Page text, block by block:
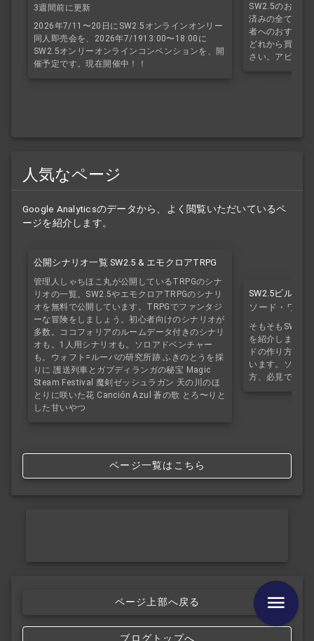
り！
3週間前に更新
2026年7/11〜20日にSW2.5オンラインオンリー
同人即売会を、2026年7/1913:00〜18:00に
SW2.5オンリーオンラインコンベンションを、開
催予定です。現在開催中！！
SW2.5のおすす
済みの全てのサ
者へのおすすめ
どれから買えば
さい。アビスブ
人気なページ
Google Analyticsのデータから、よく閲覧いただいているペ
ージを紹介します。
公開シナリオ一覧 SW2.5 & エモクロアTRPG
管理人しゃちほこ丸が公開しているTRPGのシナ
リオの一覧。SW2.5やエモクロアTRPGのシナリ
オを無料で公開しています。TRPGでファンタジ
ーな冒険をしましょう。初心者向けのシナリオが
多数。ココフォリアのルームデータ付きのシナリ
オも。1人用シナリオも。ソロアドベンチャー
も。ウォフト=ルーバの研究所跡 ふきのとうを採
りに 護送列車とガブディランガの秘宝 Magic
Steam Festival 魔剣ゼッシュラガン 天の川のほ
とりに咲いた花 Canción Azul 蒼の歌 とろ〜りと
した甘いやつ
SW2.5ビルド
ソード・ワー
そもそもSW2.5
を紹介します。
ドの作り方を
います。ソドワ
方、必見です。
ページ一覧はこちら
ページ上部へ戻る
ブログトップへ